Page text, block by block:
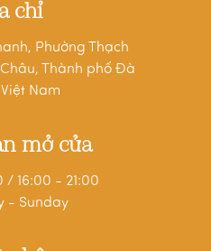
chỉ
Phường Thạch
Thành phố Đà
Nam
mở cửa
/ 16:00 - 21:00
- Sunday